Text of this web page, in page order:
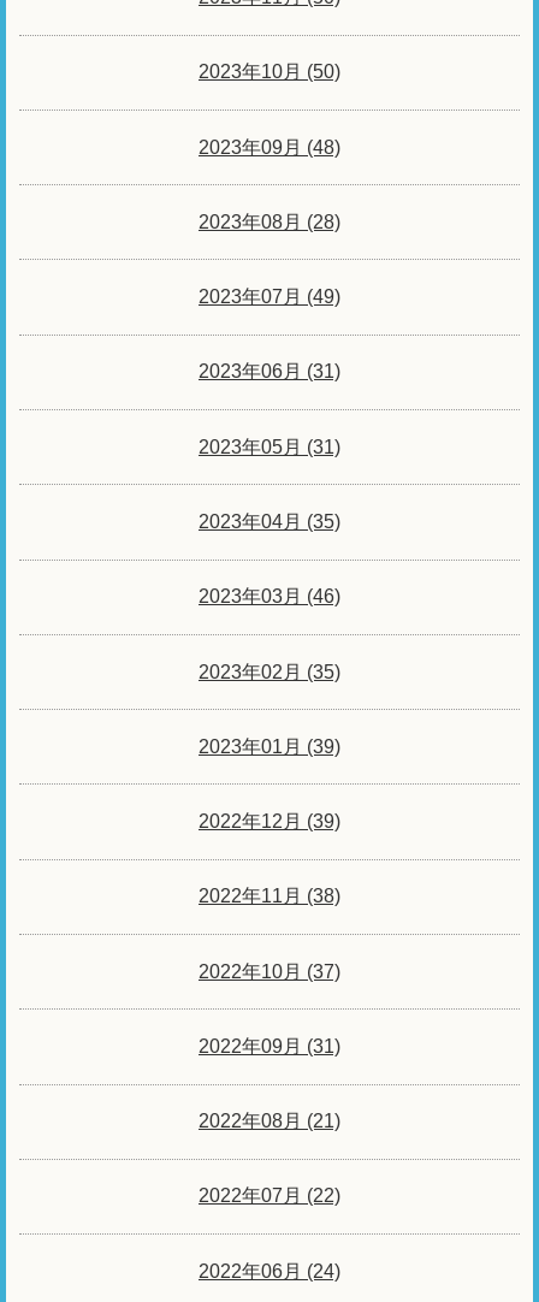
2023年10月 (50)
2023年09月 (48)
2023年08月 (28)
2023年07月 (49)
2023年06月 (31)
2023年05月 (31)
2023年04月 (35)
2023年03月 (46)
2023年02月 (35)
2023年01月 (39)
2022年12月 (39)
2022年11月 (38)
2022年10月 (37)
2022年09月 (31)
2022年08月 (21)
2022年07月 (22)
2022年06月 (24)